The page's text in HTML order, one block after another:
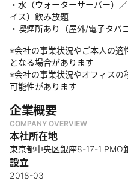
・水（ウォーターサーバー）
イス）飲み放題
・喫煙所あり（屋外/電子タバ
※会社の事業状況やご本人の適
となる場合があります
※会社の事業状況やオフィスの
可能性があります
企業概要
COMPANY OVERVIEW
本社所在地
東京都中央区銀座8-17-1 PMO
設立
2018-03